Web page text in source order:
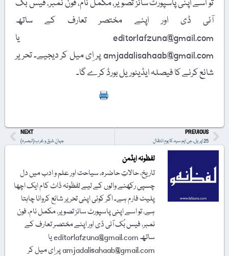
اپنی پاسپورٹ سائز تصویر، مکمل نام، فون نمبر، فیس بُک
ڈی اور اپنے مختصر تعارف کے ساتھ
editorlafzuna@gmail.com یا
amjadalisahaab@gmail.com پر اِی میل کر دیجیے۔ تحریر
کرنے کا فیصلہ ایڈیٹوریل بورڈ کرے گا۔
جہانِ شرق و غرب (تبصرہ)
لفظونہ ایڈمن
تاریخ، حالاتِ حاضرہ، سیاحت اور علم و ادب میں دل
چسپی رکھنے والوں کے لیے لفظونہ ڈاٹ کام ایک اچھا
پلیٹ فارم ہے۔ اگر کوئی اپنی تحریر شائع کروانا چاہتا
ہے، تو اسے اپنی پاسپورٹ سائز تصویر، مکمل نام، فون
نمبر، فیس بُک آئی ڈی اور اپنے مختصر تعارف کے
ساتھ editorlafzuna@gmail.com یا
amjadalisahaab@gmail.com پر اِی میل کر